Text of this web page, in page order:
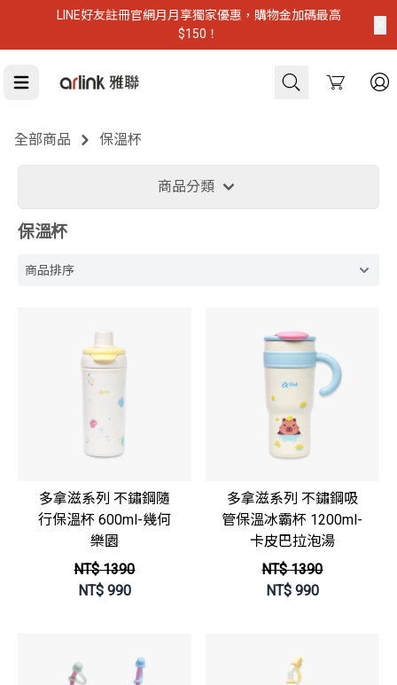
LINE好友註冊官網月月享獨家優惠，購物金加碼最高
$150！
Cart
全部商品 保溫杯
商品分類
保溫杯
多拿滋系列 不鏽鋼隨
行保溫杯 600ml-幾何
樂園
NT$ 1390
NT$990
多拿滋系列 不鏽鋼吸
管保溫冰霸杯 1200ml-
卡皮巴拉泡湯
NT$ 1390
NT$990
虎航登機推薦